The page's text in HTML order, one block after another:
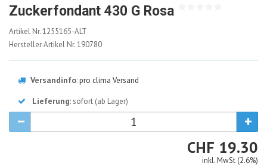
Zuckerfondant 430 G Rosa
1255165-
ALT
Artikel Nr.1255165-ALT
Hersteller Artikel Nr.190780
Versandinfo:pro clima Versand
Lieferung: sofort (ab Lager)
CHF CHF
19.30
inkl. MwSt (2.6%)